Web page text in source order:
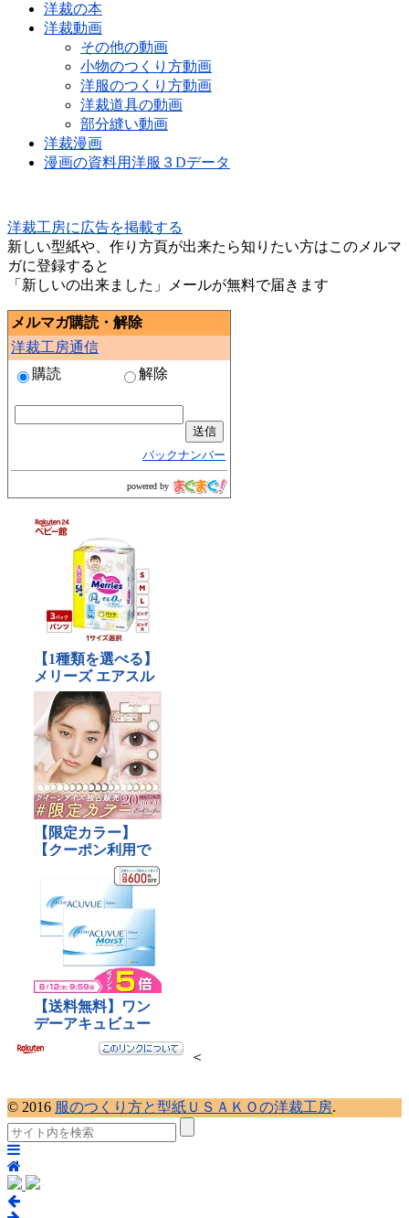
洋裁の本
洋裁動画
その他の動画
小物のつくり方動画
洋服のつくり方動画
洋裁道具の動画
部分縫い動画
洋裁漫画
漫画の資料用洋服３Dデータ
洋裁工房に広告を掲載する
新しい型紙や、作り方頁が出来たら知りたい方はこのメルマ
ガに登録すると
「新しいの出来ました」メールが無料で届きます
メルマガ購読・解除
洋裁工房通信
購読
解除
バックナンバー
powered by
＜
© 2016 服のつくり方と型紙ＵＳＡＫＯの洋裁工房.